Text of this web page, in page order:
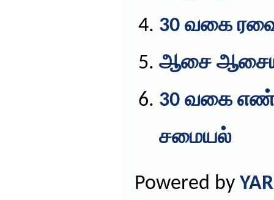
30 வகை
ஆசை
30 வகை
சமையல்
Powered by